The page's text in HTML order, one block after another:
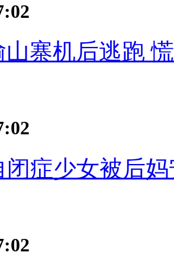
寨机后逃跑
闭症少女被后